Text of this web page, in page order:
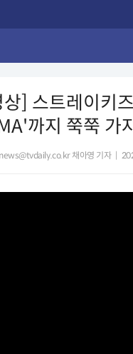
] 스트레이키
까지 쭉쭉 가
news@tvdaily.co.kr 채아영 기자